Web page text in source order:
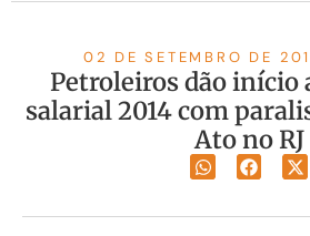
02 DE SETEMBRO DE
Petroleiros dão início
salarial 2014 com
Ato no RJ